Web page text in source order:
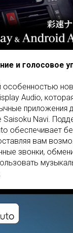
и голосовое
особенностью
Audio,
приложения
Navi.
обеспечивает
вам
звонки,